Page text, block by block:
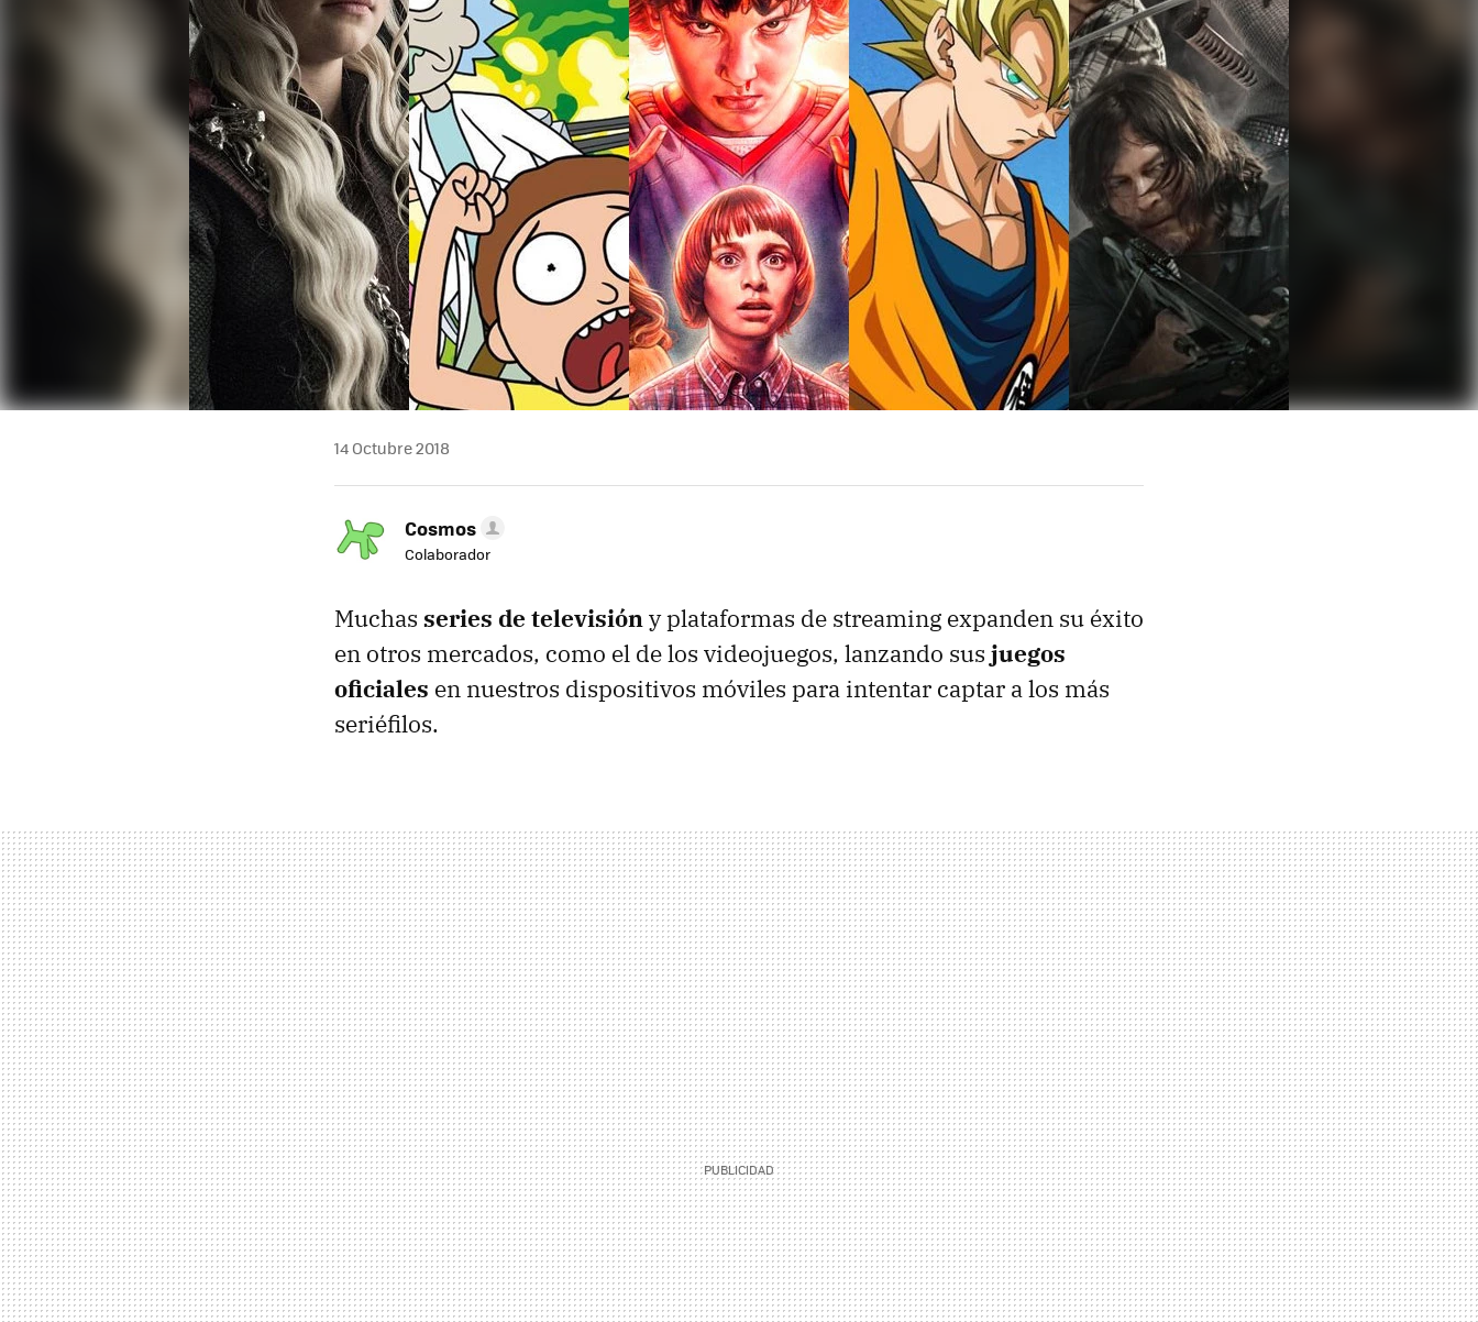
14 Octubre 2018
Cosmos
Colaborador
Muchas series de televisióny plataformas de streaming expanden su éxito
en otros mercados, como el de los videojuegos, lanzando sus juegos
oficiales en nuestros dispositivos móviles para intentar captar a los más
seriéfilos.